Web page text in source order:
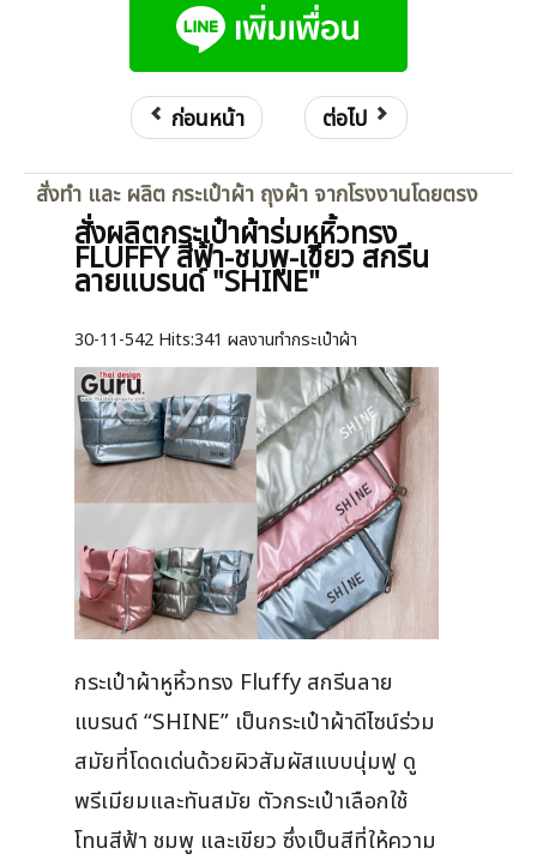
ก่อนหน้า ต่อไป
สั่งทำ และ ผลิต กระเป๋าผ้า ถุงผ้า จากโรงงานโดยตรง
สั่งผลิตกระเป๋าผ้าร่มหูหิ้วทรง
FLUFFY สีฟ้า-ชมพู-เขียว สกรีน
ลายแบรนด์ "SHINE"
30-11-542 Hits:341 ผลงานทำกระเป๋าผ้า
กระเป๋าผ้าหูหิ้วทรง Fluffy สกรีนลาย
แบรนด์ “SHINE” เป็นกระเป๋าผ้าดีไซน์ร่วม
สมัยที่โดดเด่นด้วยผิวสัมผัสแบบนุ่มฟู ดู
พรีเมียมและทันสมัย ตัวกระเป๋าเลือกใช้
โทนสีฟ้า ชมพู และเขียว ซึ่งเป็นสีที่ให้ความ